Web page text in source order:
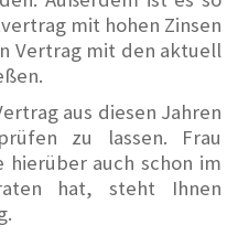
mit hohen Zinsen
Vertrag mit den aktuell
aus diesen Jahren
zu lassen. Frau
hierüber auch schon im
hat, steht Ihnen